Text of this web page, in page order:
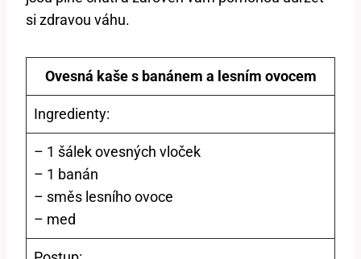
si zdravou váhu.
Ovesná kaše s banánem a lesním ovocem
Ingredienty:
– 1 šálek ovesných vloček
– 1 banán
– směs lesního ovoce
– med